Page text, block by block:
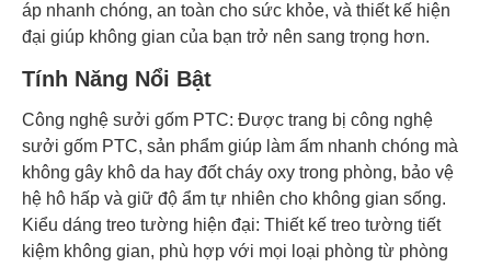
áp nhanh chóng, an toàn cho sức khỏe, và thiết kế hiện
đại giúp không gian của bạn trở nên sang trọng hơn.
Tính Năng Nổi Bật
Công nghệ sưởi gốm PTC: Được trang bị công nghệ
sưởi gốm PTC, sản phẩm giúp làm ấm nhanh chóng mà
không gây khô da hay đốt cháy oxy trong phòng, bảo vệ
hệ hô hấp và giữ độ ẩm tự nhiên cho không gian sống.
Kiểu dáng treo tường hiện đại: Thiết kế treo tường tiết
kiệm không gian, phù hợp với mọi loại phòng từ phòng